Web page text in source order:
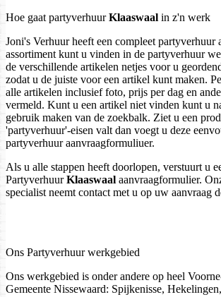
Hoe gaat partyverhuurKlaaswaal in z'n werk
Joni's Verhuur heeft een compleet partyverhuur
assortiment kunt u vinden in de partyverhuur
de verschillende artikelen netjes voor u
zodat u de juiste voor een artikel kunt maken.
alle artikelen inclusief foto, prijs per dag en
vermeld. Kunt u een artikel niet vinden kunt u
gebruik maken van de zoekbalk. Ziet u een
'partyverhuur'-eisen valt dan voegt u deze
partyverhuur aanvraagformuliuer.
Als u alle stappen heeft doorlopen, verstuurt u
PartyverhuurKlaaswaal aanvraagformulier.
specialist neemt contact met u op uw aanvraag
Ons Partyverhuur werkgebied
Ons werkgebied is onder andere op heel
Gemeente Nissewaard: Spijkenisse,